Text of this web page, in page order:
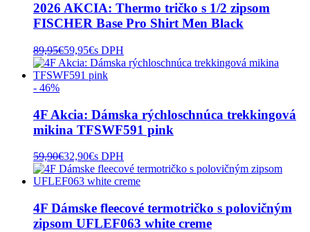
2026 AKCIA: Thermo tričko s 1/2 zipsom
FISCHER Base Pro Shirt Men Black
89,95€59,95€s DPH
- 46%
4F Akcia: Dámska rýchloschnúca trekkingová
mikina TFSWF591 pink
59,90€32,90€s DPH
4F Dámske fleecové termotričko s polovičným
zipsom UFLEF063 white creme